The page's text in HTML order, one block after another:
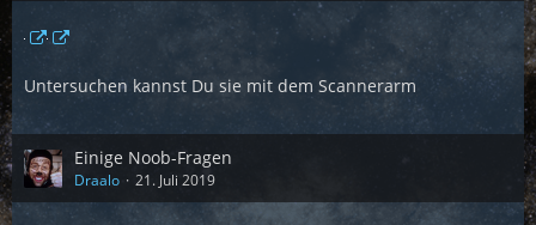
Untersuchen kannst Du sie mit dem Scannerarm
Einige Noob-Fragen
Draalo 21. Juli 2019